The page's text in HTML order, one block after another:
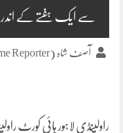
سے ایک ہفتے کے
آصف شاہ (Crime Reporter)
راولپنڈی لاہور ہائی کورٹ